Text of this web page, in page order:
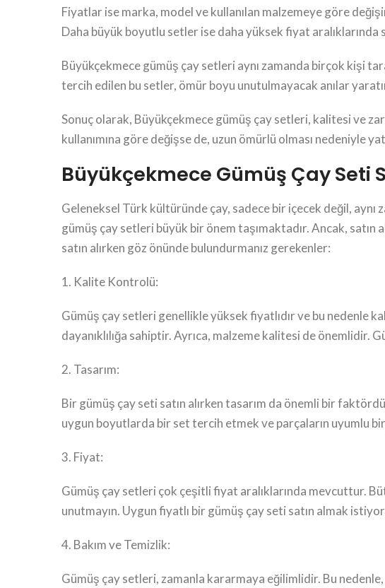
Fiyatlar ise marka, model ve kullanılan malzemeye göre
Daha büyük boyutlu setler ise daha yüksek fiyat aralıklarında
Büyükçekmece gümüş çay setleri aynı zamanda birçok kişi
tercih edilen bu setler, ömür boyu unutulmayacak anılar
Sonuç olarak, Büyükçekmece gümüş çay setleri, kalitesi ve
kullanımına göre değişse de, uzun ömürlü olması nedeniyle
Büyükçekmece Gümüş Çay Seti
Geleneksel Türk kültüründe çay, sadece bir içecek değil, aynı
gümüş çay setleri büyük bir önem taşımaktadır. Ancak,
satın alırken göz önünde bulundurmanız gerekenler:
1. Kalite Kontrolü:
Gümüş çay setleri genellikle yüksek fiyatlıdır ve bu nedenle
dayanıklılığa sahiptir. Ayrıca, malzeme kalitesi de önemlidir.
2. Tasarım:
Bir gümüş çay seti satın alırken tasarım da önemli bir
uygun boyutlarda bir set tercih etmek ve parçaların uyumlu
3. Fiyat:
Gümüş çay setleri çok çeşitli fiyat aralıklarında mevcuttur.
unutmayın. Uygun fiyatlı bir gümüş çay seti satın almak
4. Bakım ve Temizlik:
Gümüş çay setleri, zamanla kararmaya eğilimlidir. Bu